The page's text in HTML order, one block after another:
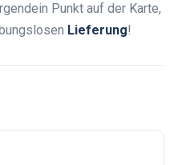
Punkt auf der Karte,
Lieferung!